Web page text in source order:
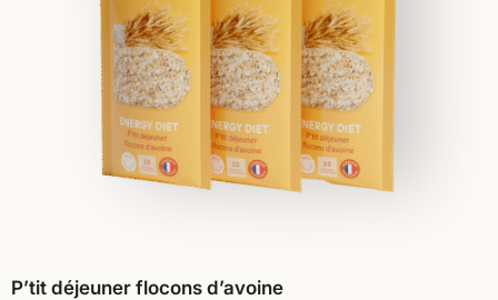
P’tit déjeuner flocons d’avoine